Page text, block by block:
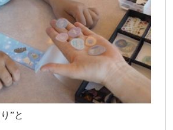
”と